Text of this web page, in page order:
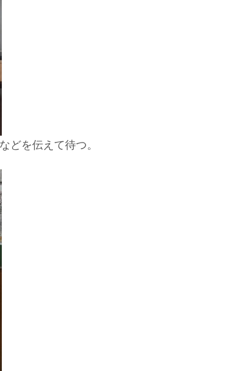
どを伝えて待つ。